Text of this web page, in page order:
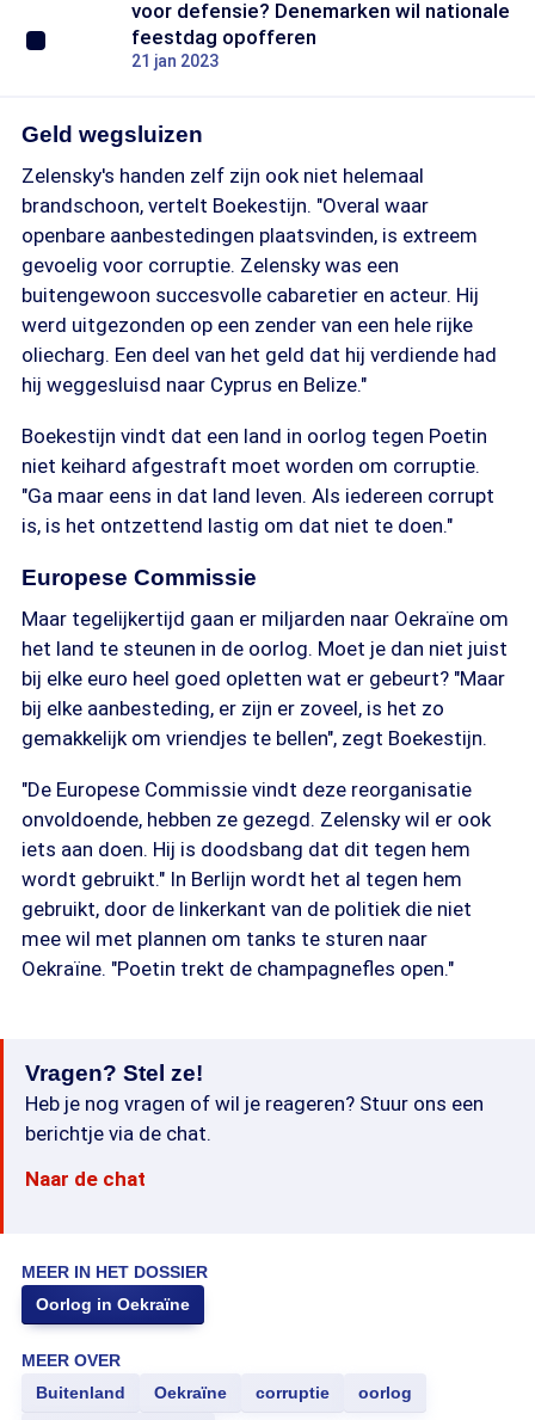
voor defensie? Denemarken wil nationale
feestdag opofferen
21 jan 2023
Geld wegsluizen
Zelensky's handen zelf zijn ook niet helemaal
brandschoon, vertelt Boekestijn. "Overal waar
openbare aanbestedingen plaatsvinden, is extreem
gevoelig voor corruptie. Zelensky was een
buitengewoon succesvolle cabaretier en acteur. Hij
werd uitgezonden op een zender van een hele rijke
oliecharg. Een deel van het geld dat hij verdiende had
hij weggesluisd naar Cyprus en Belize."
Boekestijn vindt dat een land in oorlog tegen Poetin
niet keihard afgestraft moet worden om corruptie.
"Ga maar eens in dat land leven. Als iedereen corrupt
is, is het ontzettend lastig om dat niet te doen."
Europese Commissie
Maar tegelijkertijd gaan er miljarden naar Oekraïne om
het land te steunen in de oorlog. Moet je dan niet juist
bij elke euro heel goed opletten wat er gebeurt? "Maar
bij elke aanbesteding, er zijn er zoveel, is het zo
gemakkelijk om vriendjes te bellen", zegt Boekestijn.
"De Europese Commissie vindt deze reorganisatie
onvoldoende, hebben ze gezegd. Zelensky wil er ook
iets aan doen. Hij is doodsbang dat dit tegen hem
wordt gebruikt." In Berlijn wordt het al tegen hem
gebruikt, door de linkerkant van de politiek die niet
mee wil met plannen om tanks te sturen naar
Oekraïne. "Poetin trekt de champagnefles open."
Vragen? Stel ze!
Heb je nog vragen of wil je reageren? Stuur ons een
berichtje via de chat.
Naar de chat
MEER IN HET DOSSIER
Oorlog in Oekraïne
MEER OVER
Buitenland
Oekraïne corruptie oorlog